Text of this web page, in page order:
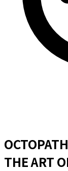
THE ART